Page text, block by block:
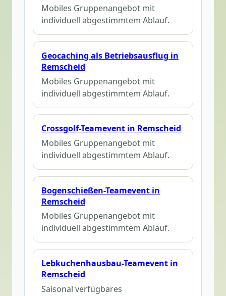
Mobiles Gruppenangebot mit
individuell abgestimmtem Ablauf.
Geocaching als Betriebsausflug in
Remscheid
Mobiles Gruppenangebot mit
individuell abgestimmtem Ablauf.
Crossgolf-Teamevent in Remscheid
Mobiles Gruppenangebot mit
individuell abgestimmtem Ablauf.
Bogenschießen-Teamevent in
Remscheid
Mobiles Gruppenangebot mit
individuell abgestimmtem Ablauf.
Lebkuchenhausbau-Teamevent in
Remscheid
Saisonal verfügbares